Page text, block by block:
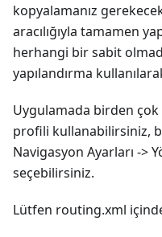
kopyalamanız
aracılığıyla tamamen
herhangi bir sabit
yapılandırma
Uygulamada birden
profili kullanabilirsiniz,
Navigasyon Ayarları ->
seçebilirsiniz.
Lütfen routing.xml